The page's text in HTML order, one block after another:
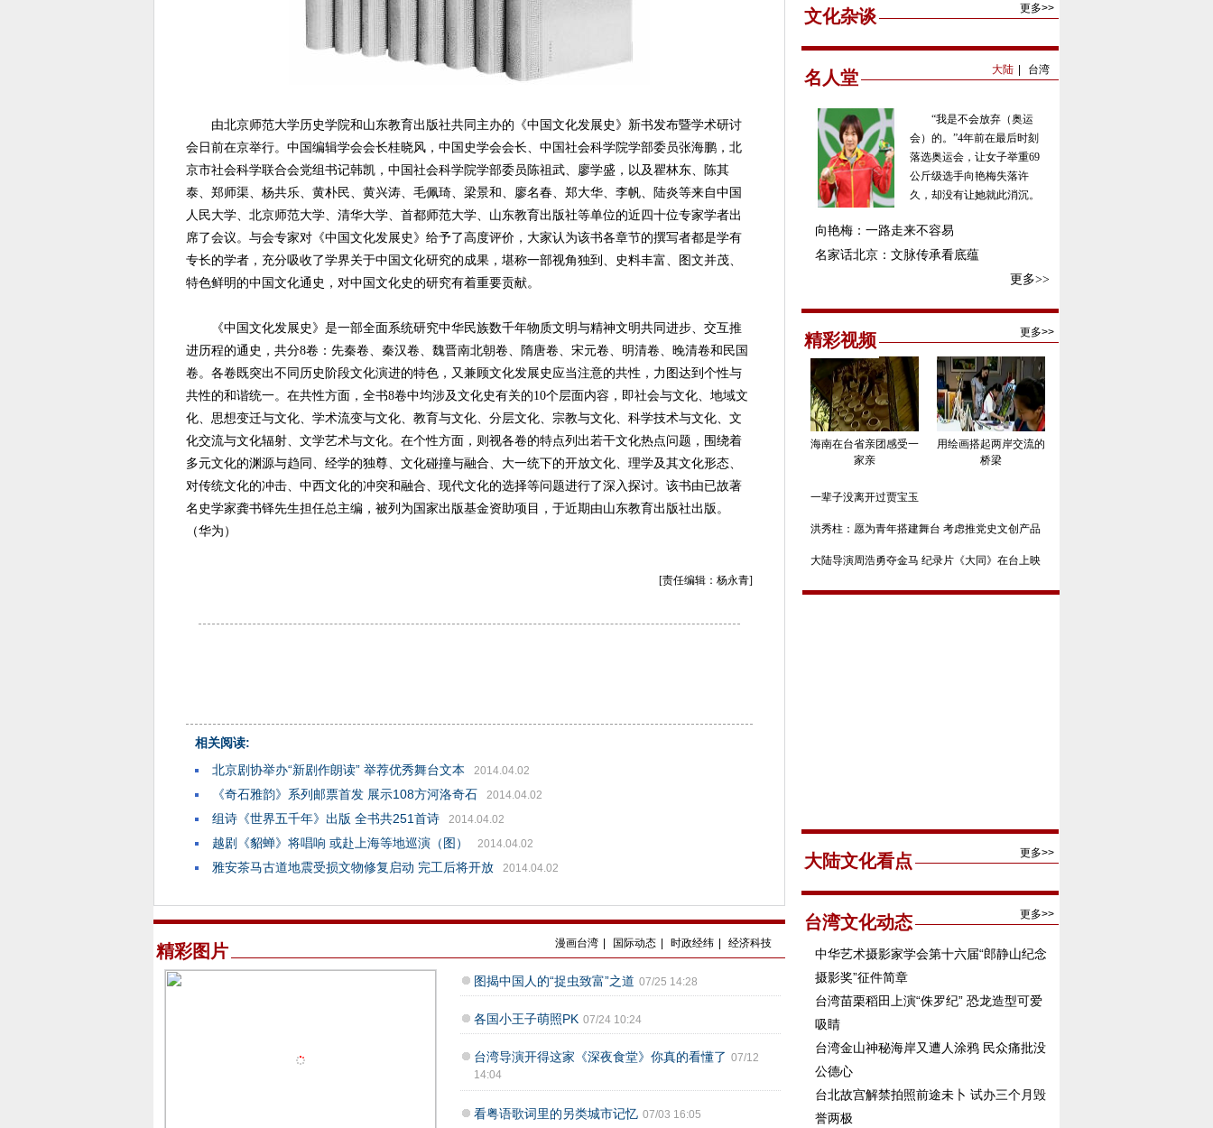
由北京师范大学历史学院和山东教育出版社共同主办的《中国文化发展史》新书发布暨学术研讨
会日前在京举行。中国编辑学会会长桂晓风，中国史学会会长、中国社会科学院学部委员张海鹏，北
京市社会科学联合会党组书记韩凯，中国社会科学院学部委员陈祖武、廖学盛，以及瞿林东、陈其
泰、郑师渠、杨共乐、黄朴民、黄兴涛、毛佩琦、梁景和、廖名春、郑大华、李帆、陆炎等来自中国
人民大学、北京师范大学、清华大学、首都师范大学、山东教育出版社等单位的近四十位专家学者出
席了会议。与会专家对《中国文化发展史》给予了高度评价，大家认为该书各章节的撰写者都是学有
专长的学者，充分吸收了学界关于中国文化研究的成果，堪称一部视角独到、史料丰富、图文并茂、
特色鲜明的中国文化通史，对中国文化史的研究有着重要贡献。
《中国文化发展史》是一部全面系统研究中华民族数千年物质文明与精神文明共同进步、交互推
进历程的通史，共分8卷：先秦卷、秦汉卷、魏晋南北朝卷、隋唐卷、宋元卷、明清卷、晚清卷和民国
卷。各卷既突出不同历史阶段文化演进的特色，又兼顾文化发展史应当注意的共性，力图达到个性与
共性的和谐统一。在共性方面，全书8卷中均涉及文化史有关的10个层面内容，即社会与文化、地域文
化、思想变迁与文化、学术流变与文化、教育与文化、分层文化、宗教与文化、科学技术与文化、文
化交流与文化辐射、文学艺术与文化。在个性方面，则视各卷的特点列出若干文化热点问题，围绕着
多元文化的渊源与趋同、经学的独尊、文化碰撞与融合、大一统下的开放文化、理学及其文化形态、
对传统文化的冲击、中西文化的冲突和融合、现代文化的选择等问题进行了深入探讨。该书由已故著
名史学家龚书铎先生担任总主编，被列为国家出版基金资助项目，于近期由山东教育出版社出版。
（华为）
[责任编辑：杨永青]
相关阅读:
北京剧协举办“新剧作朗读” 举荐优秀舞台文本
2014.04.02
《奇石雅韵》系列邮票首发 展示108方河洛奇石 2014.04.02
组诗《世界五千年》出版 全书共251首诗 2014.04.02
越剧《貂蝉》将唱响 或赴上海等地巡演（图） 2014.04.02
雅安茶马古道地震受损文物修复启动 完工后将开放 2014.04.02
精彩图片 漫画台湾 国际动态 时政经纬 经济科技
图揭中国人的“捉虫致富”之道 07/25 14:28
各国小王子萌照PK 07/24 10:24
台湾导演开得这家《深夜食堂》你真的看懂了 07/12
14:04
看粤语歌词里的另类城市记忆 07/03 16:05
文化杂谈 更多>>
名人堂 大陆 台湾
“我是不会放弃（奥运
会）的。”4年前在最后时刻
落选奥运会，让女子举重69
公斤级选手向艳梅失落许
久，却没有让她就此消沉。
向艳梅：一路走来不容易
名家话北京：文脉传承看底蕴
更多>>
精彩视频 更多>>
海南在台省亲团感受一
家亲
用绘画搭起两岸交流的
桥梁
一辈子没离开过贾宝玉
洪秀柱：愿为青年搭建舞台 考虑推党史文创产品
大陆导演周浩勇夺金马 纪录片《大同》在台上映
大陆文化看点 更多>>
台湾文化动态 更多>>
中华艺术摄影家学会第十六届“郎静山纪念
摄影奖”征件简章
台湾苗栗稻田上演“侏罗纪” 恐龙造型可爱
吸睛
台湾金山神秘海岸又遭人涂鸦 民众痛批没
公德心
台北故宫解禁拍照前途未卜 试办三个月毁
誉两极